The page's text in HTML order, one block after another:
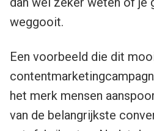
weggooit.
Een voorbeeld die dit
het merk mensen
van de belangrijkste